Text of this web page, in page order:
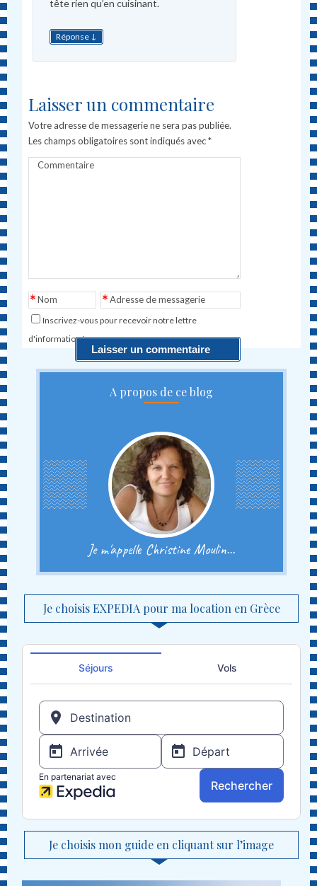
tête rien qu’en cuisinant.
Réponse ↓
Laisser un commentaire
Votre adresse de messagerie ne sera pas publiée.
Les champs obligatoires sont indiqués avec*
Commentaire
Nom
* Adresse de messagerie
*
Inscrivez-vous pour recevoir notre lettre
d'information !
A propos de ce blog
Je m'appelle Christine Moulin...
Je choisis EXPEDIA pour ma location en Grèce
Je choisis mon guide en cliquant sur l’image